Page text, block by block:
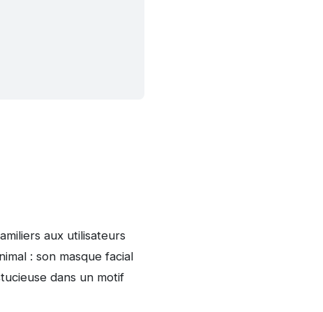
aux utilisateurs
: son masque facial
dans un motif